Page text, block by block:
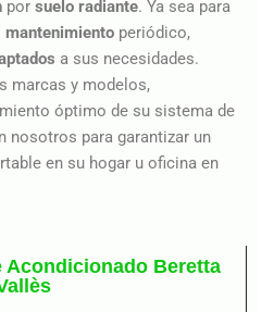
por suelo radiante. Ya sea para
mantenimiento periódico,
a sus necesidades.
marcas y modelos,
óptimo de su sistema de
nosotros para garantizar un
en su hogar u oficina en
Acondicionado Beretta